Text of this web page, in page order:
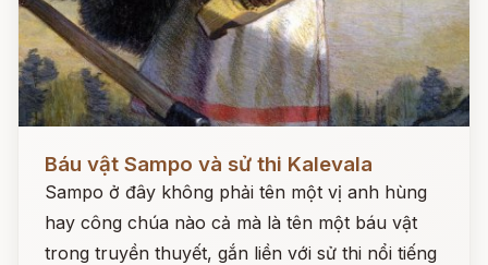
Báu vật Sampo và sử thi Kalevala
Sampo ở đây không phải tên một vị anh hùng
hay công chúa nào cả mà là tên một báu vật
trong truyền thuyết, gắn liền với sử thi nổi tiếng